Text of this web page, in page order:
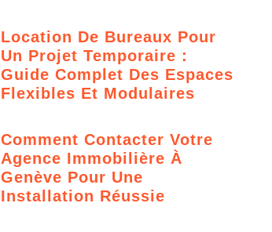
Location De Bureaux Pour
Un Projet Temporaire :
Guide Complet Des Espaces
Flexibles Et Modulaires
Comment Contacter Votre
Agence Immobilière À
Genève Pour Une
Installation Réussie